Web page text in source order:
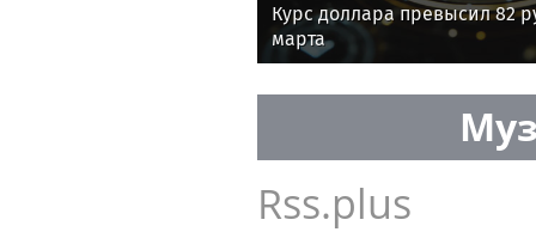
Курс доллара превысил 82
марта
Rss.plus